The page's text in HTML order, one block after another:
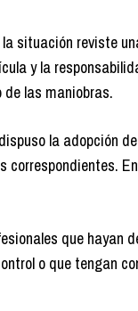
situación reviste
y la
las maniobras.
la adopción
correspondientes.
que hayan
o que tengan